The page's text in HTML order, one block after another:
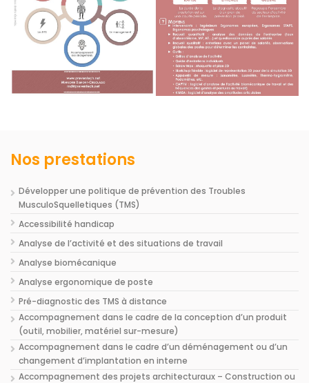
Nos prestations
Développer une politique de prévention des Troubles
MusculoSquelletiques (TMS)
Accessibilité handicap
Analyse de l’activité et des situations de travail
Analyse biomécanique
Analyse ergonomique de poste
Pré-diagnostic des TMS à distance
Accompagnement dans le cadre de la conception d’un produit
(outil, mobilier, matériel sur-mesure)
Accompagnement dans le cadre d’un déménagement ou d’un
changement d’implantation en interne
Accompagnement des projets architecturaux – Construction ou